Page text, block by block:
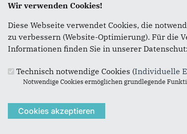
Fußbereich
Anschrift
Lindenhof 14
24214 Gettorf
Wir verwenden Cookies!
Diese Webseite verwendet Cookies, die
zu verbessern (Website-Optimierung). Für die
Informationen finden Sie in unserer
Technisch notwendige Cookies (Individuelle
Notwendige Cookies ermöglichen grundlegende